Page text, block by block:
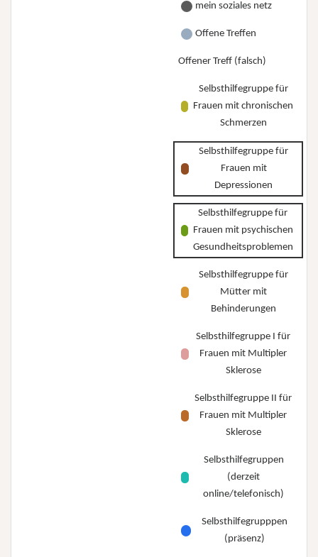
mein soziales netz
Offene Treffen
Offener Treff (falsch)
Selbsthilfegruppe für
Frauen mit chronischen
Schmerzen
Selbsthilfegruppe für
Frauen mit
Depressionen
Selbsthilfegruppe für
Frauen mit psychischen
Gesundheitsproblemen
Selbsthilfegruppe für
Mütter mit
Behinderungen
Selbsthilfegruppe I für
Frauen mit Multipler
Sklerose
Selbsthilfegruppe II für
Frauen mit Multipler
Sklerose
Selbsthilfegruppen
(derzeit
online/telefonisch)
Selbsthilfegrupppen
(präsenz)